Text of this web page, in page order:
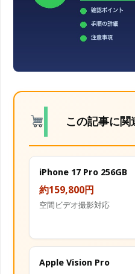
この記事に関
iPhone 17 Pro 256GB
約159,800円
空間ビデオ撮影対応
Apple Vision Pro